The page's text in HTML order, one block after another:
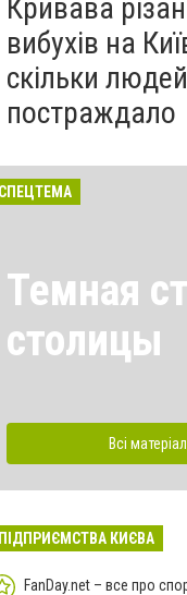
Кривава
вибухів на
скільки людей
постраждало
СПЕЦТЕМА
Темная
столицы
Всі
ПІДПРИЄМСТВА КИЄВА
FanDay.net – все про